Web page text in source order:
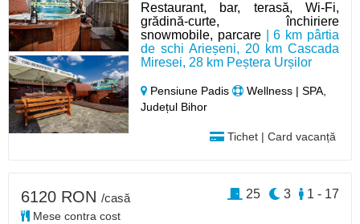
Restaurant, bar, terasă, Wi-Fi,
grădină-curte, închiriere
snowmobile, parcare| 6 km pârtia
de schi Arieșeni, 20 km Cascada
Miresei, 28 km Peștera Urșilor
Pensiune Padis
Wellness | SPA,
Județul Bihor
Tichet | Card vacanță
6120 RON /casă
Mese contra cost
1 - 17
3
25